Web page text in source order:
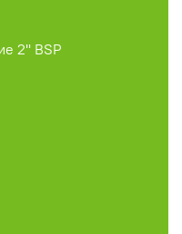
2'' BSP